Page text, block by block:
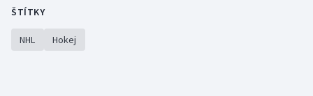
ŠTÍTKY
NHL Hokej